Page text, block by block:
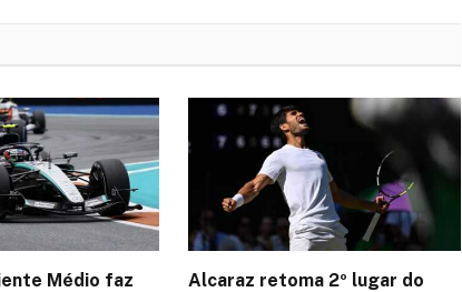
Médio faz Alcaraz retoma 2º lugar do